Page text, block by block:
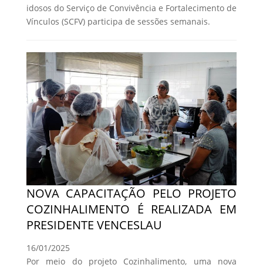
idosos do Serviço de Convivência e Fortalecimento de
Vínculos (SCFV) participa de sessões semanais.
NOVA CAPACITAÇÃO PELO PROJETO
COZINHALIMENTO É REALIZADA EM
PRESIDENTE VENCESLAU
16/01/2025
Por meio do projeto Cozinhalimento, uma nova